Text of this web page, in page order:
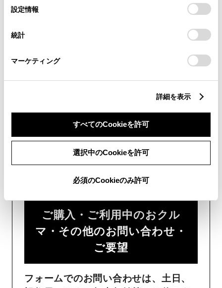
デバイスにすべてのCookie(クッキー)が保存されることに同
意したことになります。Cookie(クッキー)のオプトアウト、
設定の変更、同意を撤回したりするにあたっては、当社の
「Cookie（クッキー）情報の取り扱いについて
」をご覧くだ
設定情報
統計
マーケティング
詳細を表示
すべてのCookieを許可
選択中のCookieを許可
必須のCookieのみ許可
チャットでのお問い合わせはお待たせ
フォームでお問い合わせ
受付：24時間受付
ご購入・ご利用中のおクル
マ・その他のお問い合わせ・
ご要望​
フォームでのお問い合わせは、土日、